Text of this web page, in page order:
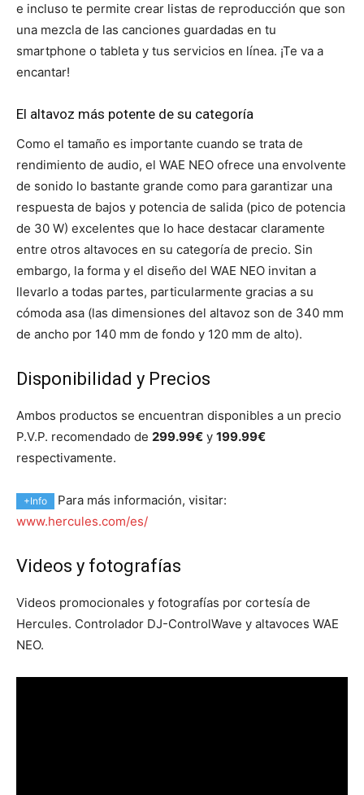
e incluso te permite crear listas de reproducción que son
una mezcla de las canciones guardadas en tu
smartphone o tableta y tus servicios en línea. ¡Te va a
encantar!
El altavoz más potente de su categoría
Como el tamaño es importante cuando se trata de
rendimiento de audio, el WAE NEO ofrece una envolvente
de sonido lo bastante grande como para garantizar una
respuesta de bajos y potencia de salida (pico de potencia
de 30 W) excelentes que lo hace destacar claramente
entre otros altavoces en su categoría de precio. Sin
embargo, la forma y el diseño del WAE NEO invitan a
llevarlo a todas partes, particularmente gracias a su
cómoda asa (las dimensiones del altavoz son de 340 mm
de ancho por 140 mm de fondo y 120 mm de alto).
Disponibilidad y Precios
Ambos productos se encuentran disponibles a un precio
P.V.P. recomendado de 299.99€ y 199.99€
respectivamente.
+Info
Para más información, visitar:
www.hercules.com/es/
Videos y fotografías
Videos promocionales y fotografías por cortesía de
Hercules. Controlador DJ-ControlWave y altavoces WAE
NEO.